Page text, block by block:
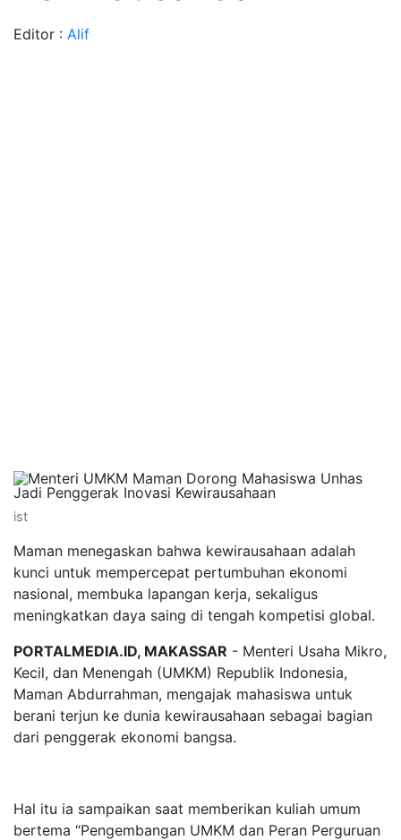
Editor : Alif
ist
Maman menegaskan bahwa kewirausahaan adalah
kunci untuk mempercepat pertumbuhan ekonomi
nasional, membuka lapangan kerja, sekaligus
meningkatkan daya saing di tengah kompetisi global.
PORTALMEDIA.ID, MAKASSAR - Menteri Usaha Mikro,
Kecil, dan Menengah (UMKM) Republik Indonesia,
Maman Abdurrahman, mengajak mahasiswa untuk
berani terjun ke dunia kewirausahaan sebagai bagian
dari penggerak ekonomi bangsa.
Hal itu ia sampaikan saat memberikan kuliah umum
bertema “Pengembangan UMKM dan Peran Perguruan